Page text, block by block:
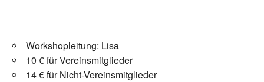
Workshopleitung: Lisa
10 € für Vereinsmitglieder
14 € für Nicht-Vereinsmitglieder